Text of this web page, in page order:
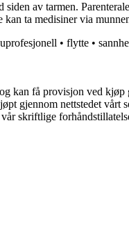
av tarmen.
ta medisiner via
uprofesjonell • flytte •
kan få provisjon ved kjøp
gjennom nettstedet vårt
skriftlige